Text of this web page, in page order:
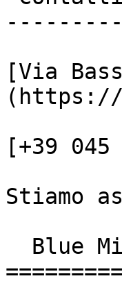
[Via
(https://
[+39
Stiamo